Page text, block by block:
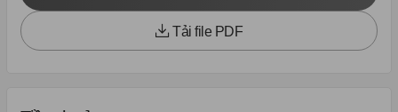
Tải file PDF